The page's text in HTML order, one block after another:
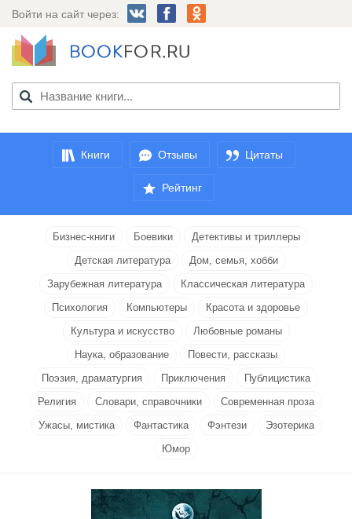
Войти на сайт через:
Книги Отзывы Цитаты
Рейтинг
Бизнес-книги Боевики
Детективы и триллеры
Детская литература
Дом, семья, хобби
Зарубежная литература
Классическая литература
Психология
Компьютеры
Красота и здоровье
Культура и искусство
Любовные романы
Наука, образование
Повести, рассказы
Поэзия, драматургия
Приключения
Публицистика
Религия
Словари, справочники
Современная проза
Ужасы, мистика
Фантастика Фэнтези
Эзотерика
Юмор